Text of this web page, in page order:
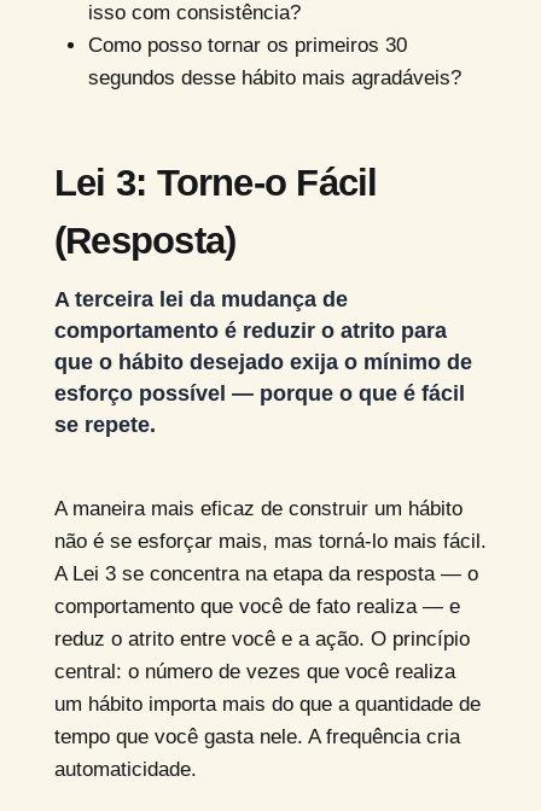
isso com consistência?
Como posso tornar os primeiros 30
segundos desse hábito mais agradáveis?
Lei 3: Torne-o Fácil
(Resposta)
A terceira lei da mudança de
comportamento é reduzir o atrito para
que o hábito desejado exija o mínimo de
esforço possível — porque o que é fácil
se repete.
A maneira mais eficaz de construir um hábito
não é se esforçar mais, mas torná-lo mais fácil.
A Lei 3 se concentra na etapa da resposta — o
comportamento que você de fato realiza — e
reduz o atrito entre você e a ação. O princípio
central: o número de vezes que você realiza
um hábito importa mais do que a quantidade de
tempo que você gasta nele. A frequência cria
automaticidade.